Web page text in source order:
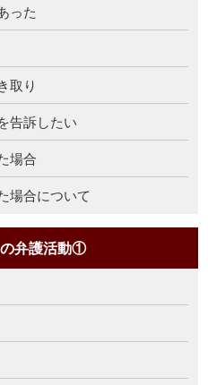
った
取り
告訴したい
場合
場合について
弁護活動①